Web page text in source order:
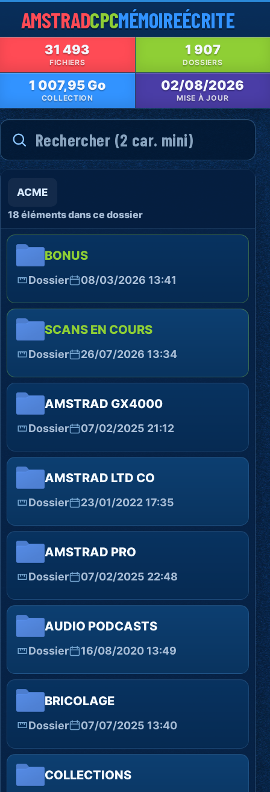
AMSTRADCPCMÉMOIREÉCRITE
31 493
FICHIERS
1 907
DOSSIERS
1 007,95 Go
COLLECTION
02/08/2026
MISE À JOUR
ACME
18 éléments dans ce dossier
BONUS
Dossier 08/03/2026 13:41
SCANS EN COURS
Dossier 26/07/2026 13:34
AMSTRAD GX4000
Dossier 07/02/2025 21:12
AMSTRAD LTD CO
Dossier 23/01/2022 17:35
AMSTRAD PRO
Dossier 07/02/2025 22:48
AUDIO PODCASTS
Dossier 16/08/2020 13:49
BRICOLAGE
Dossier 07/07/2025 13:40
COLLECTIONS